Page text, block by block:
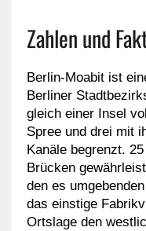
Zahlen und
Berlin-Moabit ist
Berliner
gleich einer Insel
Spree und drei mit
Kanäle begrenzt.
Brücken
den es
das einstige
Ortslage den